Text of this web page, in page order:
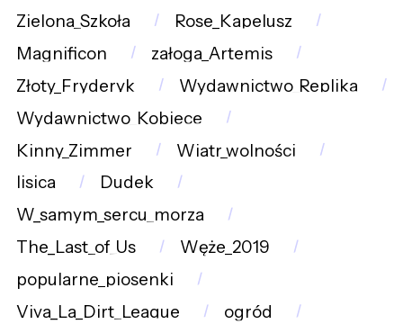
Zielona_Szkoła
Rose_Kapelusz
Magnificon
załoga_Artemis
Złoty_Fryderyk
Wydawnictwo_Replika
Wydawnictwo_Kobiece
Kinny_Zimmer
Wiatr_wolności
lisica
Dudek
W_samym_sercu_morza
The_Last_of_Us
Węże_2019
popularne_piosenki
Viva_La_Dirt_League
ogród